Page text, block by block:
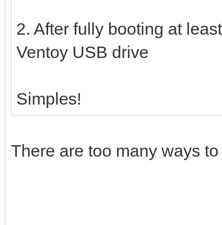
2. After fully booting at
Ventoy USB drive
Simples!
There are too many ways